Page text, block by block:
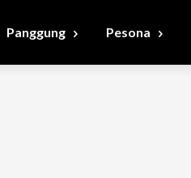
Panggung Pesona